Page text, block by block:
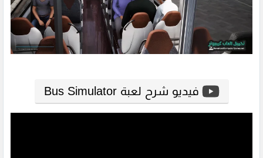
فيديو شرح لعبة Bus Simulator